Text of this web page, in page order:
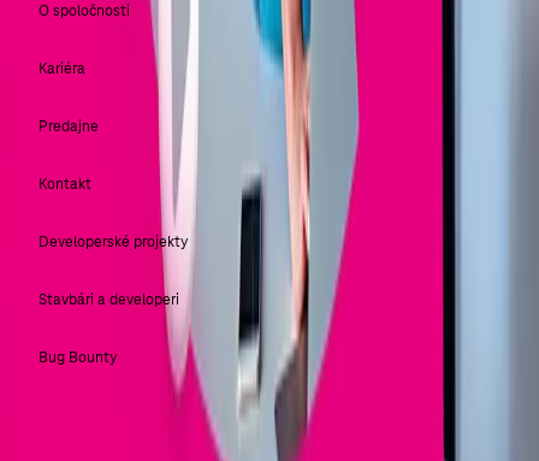
O spoločnosti
Kariéra
Predajne
Kontakt
Developerské projekty
Stavbári a developeri
Bug Bounty
CENNÍKY A DOKUMENTY